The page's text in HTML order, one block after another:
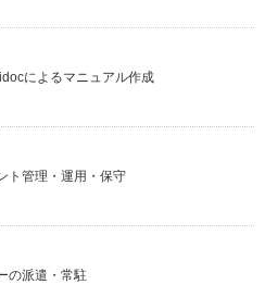
によるマニュアル作成
ト管理・運用・保守
の派遣・常駐